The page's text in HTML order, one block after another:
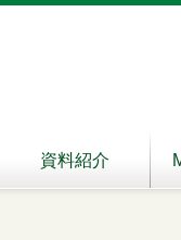
資料紹介